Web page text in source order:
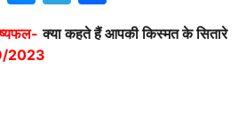
क्या कहते हैं आपकी किस्मत के सितारे
2023